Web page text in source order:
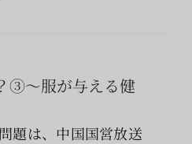
③〜服が与える健
題は、中国国営放送